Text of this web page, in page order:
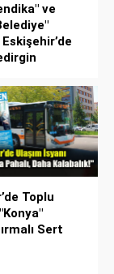
ve
Toplu
Sert